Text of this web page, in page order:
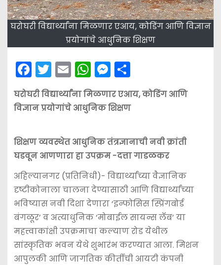
घरोघरी विद्यार्थ्यांना मिळणार एआय, कोडिंग आणि विज्ञान
प्रयोगांचे आधुनिक शिक्षण
F
a
c
e
o
o
k
T
w
itt
er
E
m
ai
l
W
h
a
ts
A
p
p
M
e
s
s
e
n
g
er
S
h
ar
घरोघरी विद्यार्थ्यांना मिळणार एआय, कोडिंग आणि
विज्ञान प्रयोगांचे आधुनिक शिक्षण
शिक्षण व्यवस्थेत आधुनिक तंत्रज्ञानाची नवी क्रांती
घडवून आणणारा हा उपक्रम -दत्ता गाडळकर
अहिल्यानगर (प्रतिनिधी)- विद्यार्थ्यांच्या वैज्ञानिक
दृष्टीकोनाला चालना देण्यासाठी आणि विद्यार्थ्यांच्या
भविष्यास नवी दिशा देणारा ‘इन्फोसिस स्प्रिंगबोर्ड
बंगळूर’ व अत्याधुनिक ‘मोबाईल सायन्स लॅब’ या
महत्त्वाकांक्षी उपक्रमाचा कल्याण रोड येथील
सांस्कृतिक भवन येथे शुभारंभ करण्यात आला. मिशन
आपुलकी आणि जागतिक कीर्तीची आयटी कंपनी